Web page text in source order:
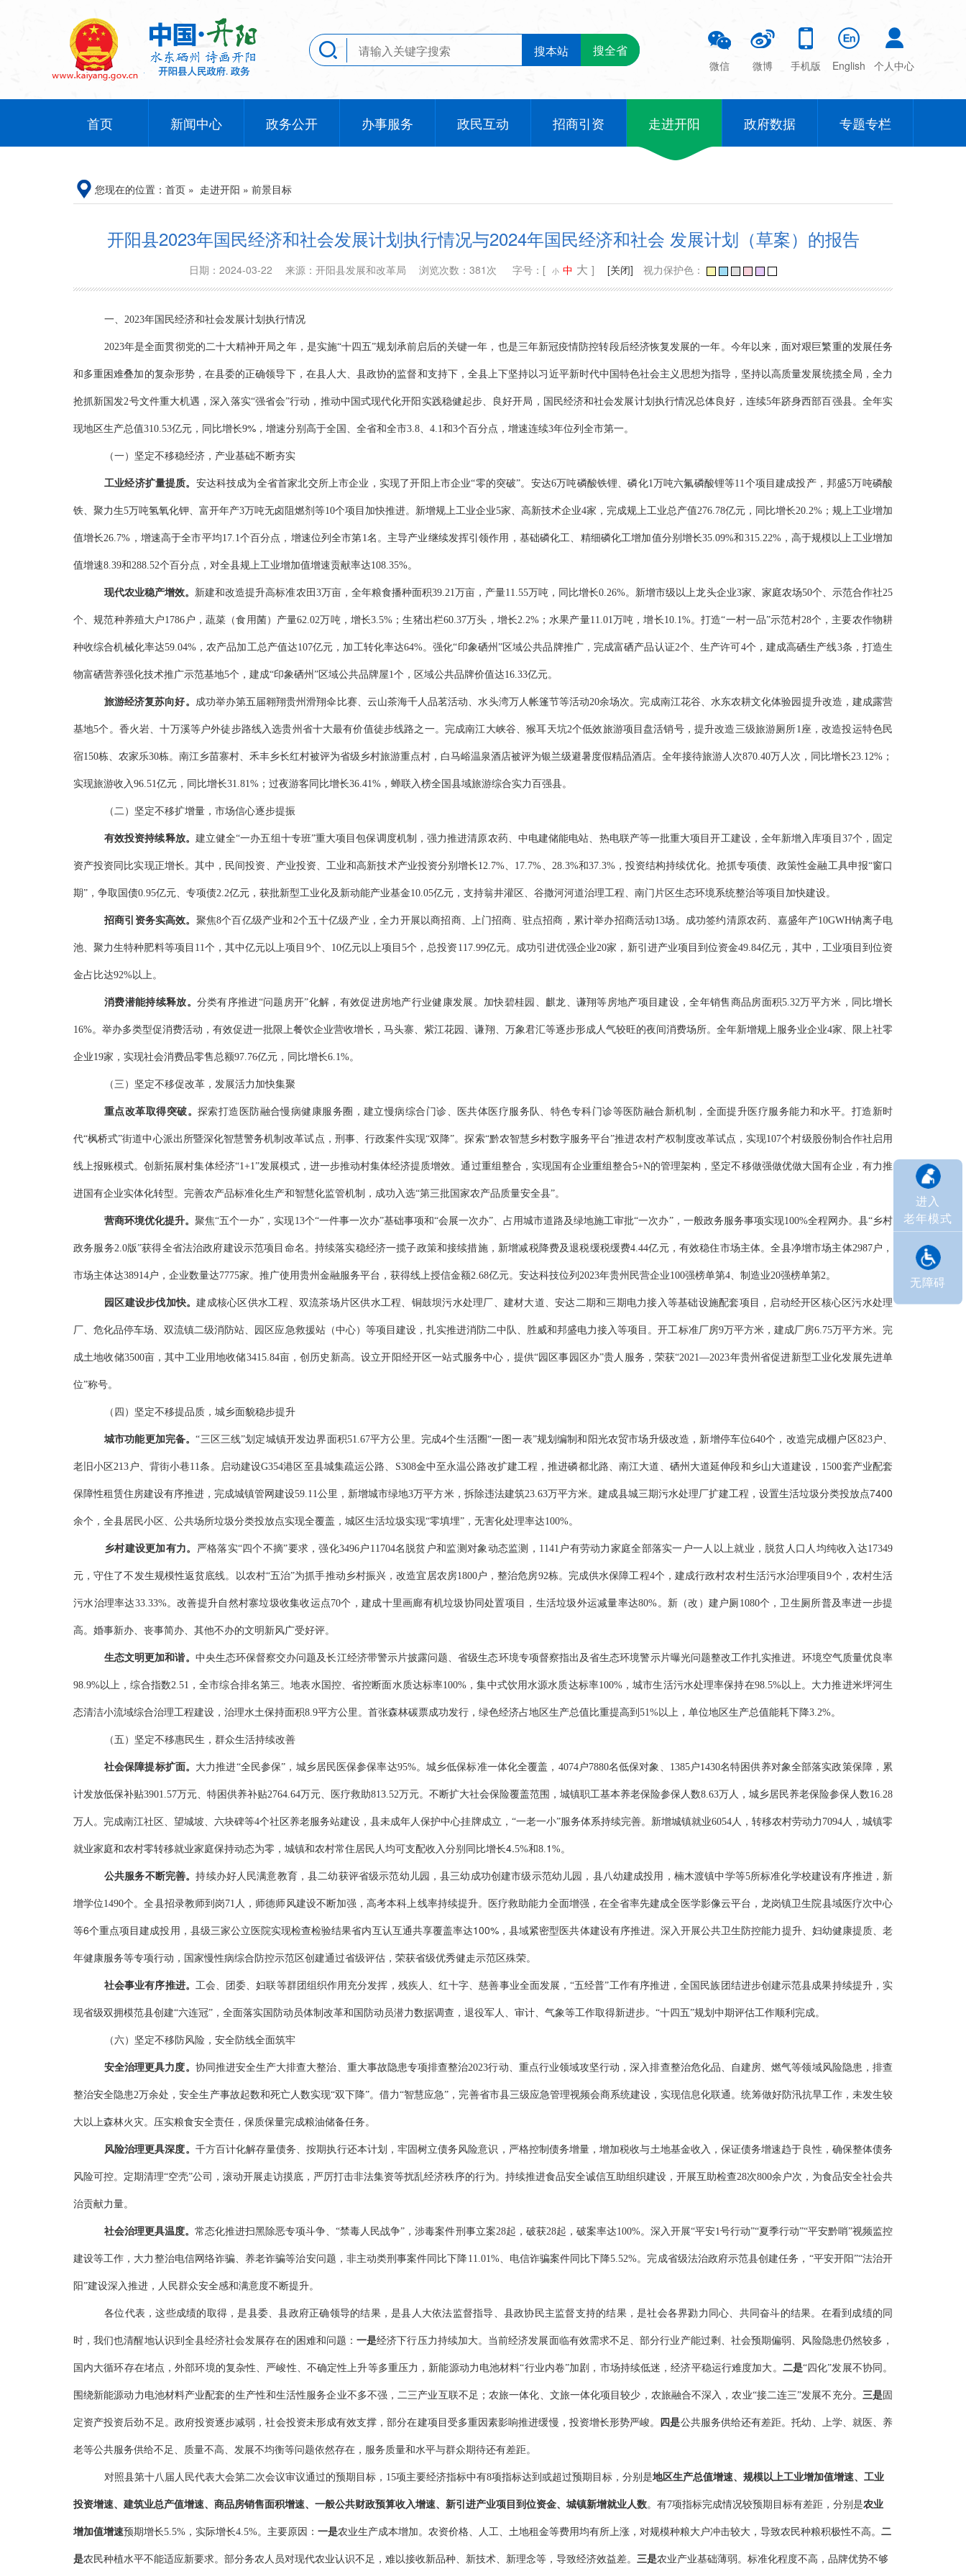
搜本站 搜全省
微信 微博 手机版 English 个人中心
首页 新闻中心 政务公开 办事服务 政民互动 招商引资 走进开阳 政府数据 专题专栏
进入
老年模式
无障碍
您现在的位置： 首页 » 走进开阳 » 前景目标
开阳县2023年国民经济和社会发展计划执行情况与2024年国民经济和社会 发展计划（草案）的报告
日期：2024-03-22 来源：开阳县发展和改革局 浏览次数：381次 字号：[ 小 中 大 ] [关闭] 视力保护色：
一、 2023年国民经济和社会发展计划执行情况
2023年是全面贯彻党的二十大精神开局之年，是实施“十四五”规划承前启后的关键一年，也是三年新冠疫情防控转段后经济恢复发展的一年。今年以来，面对艰巨繁重的发展任务
和多重困难叠加的复杂形势，在县委的正确领导下，在县人大、县政协的监督和支持下，全县上下坚持以习近平新时代中国特色社会主义思想为指导，坚持以高质量发展统揽全局，全力
抢抓新国发2号文件重大机遇，深入落实“强省会”行动，推动中国式现代化开阳实践稳健起步、良好开局， 国民经济和社会发展计划执行情况总体良好， 连续5年跻身西部百强县。 全年实
现地区生产总值310.53亿元，同比增长9% ，增速分别高于全国、全省和全市3.8、4.1和3个百分点，增速连续3年位列全市第一。
（一） 坚定不移稳经济，产业基础不断夯实
工业经济扩量提质。 安达科技成为全省首家北交所上市企业，实现了开阳上市企业“零的突破”。安达6万吨磷酸铁锂、磷化1万吨六氟磷酸锂等11个项目建成投产，邦盛5万吨磷酸
铁、聚力生5万吨氢氧化钾、富开年产3万吨无卤阻燃剂等10个项目加快推进。新增规上工业企业5家、高新技术企业4家，完成规上工业总产值276.78亿元，同比增长20.2% ；规上工业增加
值增长26.7%，增速高于全市平均17.1个百分点，增速位列全市第1名。主导产业继续发挥引领作用，基础磷化工、精细磷化工增加值分别增长35.09%和315.22%，高于规模以上工业增加
值增速8.39和288.52个百分点 ， 对全县规上工业增加值增速贡献率达108.35%。
现代农业稳产增效。 新建和改造提升高标准农田 3万亩，全年粮食播种面积39.21万亩，产量11.55万吨，同比增长0.26%。新增市级以上龙头企业3家、家庭农场50个、示范合作社25
个、规范种养殖大户1786户， 蔬菜（食用菌）产量62.02万吨，增长3.5%；生猪出栏60.37万头，增长2.2%；水果产量11.01万吨，增长10.1%。打造“一村一品”示范村28个，主要农作物耕
种收综合机械化率达59.04%，农产品加工总产值达107亿元，加工转化率达64%。强化“印象硒州”区域公共品牌推广，完成富硒产品认证2个、生产许可4个，建成高硒生产线3条，打造生
物富硒营养强化技术推广示范基地5个，建成“印象硒州”区域公共品牌屋1个， 区域公共品牌价值达16.33亿元。
旅游经济复苏向好。 成功举办第五届翱翔贵州滑翔伞比赛、云山茶海千人品茗活动、水头湾万人帐篷节等活动20余场次。完成南江花谷、水东农耕文化体验园提升改造，建成露营
基地5个。香火岩、十万溪等户外徒步路线入选贵州省十大最有价值徒步线路之一。完成南江大峡谷、猴耳天坑2个低效旅游项目盘活销号，提升改造三级旅游厕所1座 ，改造投运特色民
宿150栋、农家乐30栋。南江乡苗寨村、禾丰乡长红村被评为省级乡村旅游重点村，白马峪温泉酒店被评为银兰级避暑度假精品酒店。全年接待旅游人次870.40万人次，同比增长23.12%；
实现旅游收入96.51亿元，同比增长31.81%；过夜游客同比增长36.41%，蝉联入榜全国县域旅游综合实力百强县。
（二）坚定不移扩增量，市场信心逐步提振
有效投资持续释放。 建立健全“一办五组十专班”重大项目包保调度机制， 强力推进清原农药、中电建储能电站、热电联产等一批重大项目开工建设，全年新增入库项目 37个， 固定
资产投资同比实现正增长。其中， 民间投资 、 产业投资、工业和高新技术产业投资分别增长12.7%、17.7%、28.3%和37.3%， 投资结构持续优化。 抢抓专项债、政策性金融工具申报“窗口
期”，争取国债0.95亿元、专项债2.2亿元， 获批新型工业化及新动能产业基金10.05亿元 ，支持翁井灌区、谷撒河河道治理工程、南门片区生态环境系统整治等项目加快建设。
招商引资务实高效。 聚焦8个百亿级产业和2个五十亿级产业，全力开展以商招商、上门招商、驻点招商，累计举办招商活动13场。 成功签约清原农药、 嘉盛年产10GWH钠离子电
池、聚力生特种肥料等项目 11个，其中亿元以上项目9个、10亿元以上项目5个，总投资117.99亿元。 成功引进优强企业20家， 新引进产业项目到位资金49.84亿元 ，其中，工业项目到位资
金占比达92%以上。
消费潜能持续释放。 分类有序推进“问题房开”化解，有效促进房地产行业健康发展。加快碧桂园、麒龙、谦翔等房地产项目建设，全年销售商品房面积5.32万平方米，同比增长
16%。举办多类型促消费活动，有效促进一批限上餐饮企业营收增长，马头寨、紫江花园、谦翔、万象君汇等逐步形成人气较旺的夜间消费场所。全年新增规上服务业企业4家、限上社零
企业19家， 实现社会消费品零售总额97.76亿元，同比增长6.1%。
（三）坚定不移促改革，发展活力加快集聚
重点改革取得突破。 探索打造医防融合慢病健康服务圈，建立慢病综合门诊、医共体医疗服务队、特色专科门诊等 医防融合新机制，全面提升医疗服务能力和水平。打造新时
代“枫桥式”街道中心派出所暨深化智慧警务机制改革试点，刑事、行政案件实现“双降”。探索“黔农智慧乡村数字服务平台”推进农村产权制度改革试点，实现107个村级股份制合作社启用
线上报账模式。创新拓展村集体经济“1+1”发展模式， 进一步推动村集体经济提质增效。通过重组整合，实现国有企业重组整合5+N的管理架构，坚定不移做强做优做大国有企业，有力推
进国有企业实体化转型。完善农产品标准化生产和智慧化监管机制，成功入选“第三批国家农产品质量安全县”。
营商环境优化提升。聚焦“五个一办”，实现13个“一件事一次办”基础事项和“会展一次办”、占用城市道路及绿地施工审批“一次办”，一般政务服务事项实现100%全程网办。县“乡村
政务服务2.0版”获得全省法治政府建设示范项目命名。持续落实稳经济一揽子政策和接续措施，新增减税降费及退税缓税缓费4.44亿元，有效稳住市场主体。全县净增市场主体2987户，
市场主体达38914户，企业数量达7775家。推广使用贵州金融服务平台，获得线上授信金额2.68亿元。安达科技位列2023年贵州民营企业100强榜单第4、制造业20强榜单第2。
园区建设步伐加快。建成核心区供水工程、双流茶场片区供水工程、铜鼓坝污水处理厂、建材大道、安达二期和三期 电力接入等基础设施配套项目，启动经开区核心区污水处理
厂、危化品停车场、双流镇二级消防站、园区应急救援站（中心）等项目建设，扎实推进消防二中队、胜威和邦盛电力接入等项目。开工标准厂房9万平方米， 建成厂房6.75万平方米。完
成土地收储3500亩，其中工业用地收储3415.84亩，创历史新高。设立开阳经开区一站式服务中心，提供“园区事园区办”贵人服务，荣获“2021—2023年贵州省促进新型工业化发展先进单
位”称号。
（四）坚定不移提品质，城乡面貌稳步提升
城市功能更加完备。“三区三线”划定城镇开发边界 面积51.67平方公里。 完成4个生活圈“一图一表”规划编制和阳光农贸市场升级改造，新增停车位640个，改造完成棚户区823户、
老旧小区213户、背街小巷11条。 启动建设G354港区至县城集疏运公路、S308金中至永温公路改扩建工程，推进磷都北路、南江大道、硒州大道延伸段和乡山大道建设， 1500套产业配套
保障性租赁住房建设有序推进， 完成城镇管网建设59.11公里， 新增城市绿地3万平方米，拆除违法建筑23.63万平方米。 建成县城三期污水处理厂扩建工程， 设置生活垃圾分类投放点7400
余个 ，全县居民小区、公共场所垃圾分类投放点实现全覆盖，城区生活垃圾实现“零填埋”，无害化处理率达100%。
乡村建设更加有力。 严格落实“四个不摘”要求，强化3496户11704名脱贫户和监测对象动态监测，1141户有劳动力家庭全部落实一户一人以上就业，脱贫人口人均纯收入达17349
元，守住了不发生规模性返贫底线。 以农村“五治”为抓手推动乡村振兴，改造宜居农房1800户，整治危房92栋。完成供水保障工程4个，建成行政村农村生活污水治理项目9个，农村生活
污水治理率达33.33%。改善提升自然村寨垃圾收集收运点70个 ，建成十里画廊有机垃圾协同处置项目，生活垃圾外运减量率达80%。新（改）建户厕1080个，卫生厕所普及率进一步提
高。婚事新办、丧事简办、其他不办的文明新风广受好评。
生态文明更加和谐。 中央生态环保督察交办问题及长江经济带警示片披露问题、省级生态环境专项督察指出及省生态环境警示片曝光问题整改工作扎实推进。 环境空气质量优良率
98.9%以上，综合指数2.51，全市综合排名第三。地表水国控、省控断面水质达标率100%，集中式饮用水源水质达标率100%，城市生活污水处理率保持在98.5%以上。大力推进米坪河生
态清洁小流域综合治理工程建设，治理水土保持面积8.9平方公里。首张森林碳票成功发行，绿色经济占地区生产总值比重提高到51%以上，单位地区生产总值能耗下降3.2%。
（五）坚定不移惠民生，群众生活持续改善
社会保障提标扩面。 大力推进“全民参保”， 城乡居民医保参保率达95%。 城乡低保标准一体化全覆盖， 4074户7880名低保对象、1385户1430名特困供养对象全部落实政策保障，累
计发放低保补贴3901.57万元、特困供养补贴2764.64万元、医疗救助813.52万元。 不断扩大社会保险覆盖范围，城镇职工基本养老保险参保人数8.63万人，城乡居民养老保险参保人数16.28
万人。 完成南江社区、望城坡、六块碑等4个社区养老服务站建设，县未成年人保护中心挂牌成立，“一老一小”服务体系持续完善。新增城镇就业6054人，转移农村劳动力7094人，城镇零
就业家庭和农村零转移就业家庭保持动态为零 ， 城镇和农村常住居民人均可支配收入分别同比增长4.5%和8.1 %。
公共服务不断完善。持续办好人民满意教育，县二幼获评省级示范幼儿园，县三幼成功创建市级示范幼儿园， 县八幼建成投用 ， 楠木渡镇中学等5所标准化学校建设有序推进，新
增学位1490个。全县招录教师到岗71人，师德师风建设不断加强，高考本科上线率持续提升。医疗救助能力全面增强， 在全省率先建成全 医学影像云平台，龙岗镇卫生院县域医疗次中心
等6个重点项目建成投用，县级三家公立 医院实现检查检验结果省内互认互通共享覆盖率达100% ，县域紧密型医共体建设有序推进。 深入开展公共卫生防控能力提升、妇幼健康提质、老
年健康服务等专项行动， 国家慢性病综合防控示范区创建通过省级评估， 荣获省级优秀健走示范区殊荣。
社会事业有序推进。 工会、团委、妇联等群团组织作用充分发挥，残疾人、红十字、慈善事业全面发展，“五经普”工作有序推进，全国民族团结进步创建示范县成果持续提升，实
现省级双拥模范县创建“六连冠”，全面落实国防动员体制改革和国防动员潜力数据调查，退役军人、审计、气象等工作取得新进步。 “十四五”规划中期评估工作顺利完成。
（六） 坚定不移防风险，安全防线全面筑牢
安全治理更具力度。 协同推进安全生产大排查大整治、重大事故隐患专项排查整治2023行动、重点行业领域攻坚行动，深入排查整治危化品、自建房、燃气等领域风险隐患，排查
整治安全隐患2万余处，安全生产事故起数和死亡人数实现“双下降”。借力“智慧应急”，完善省市县三级应急管理视频会商系统建设，实现信息化联通。统筹做好防汛抗旱工作，未发生较
大以上森林火灾。压实粮食安全责任，保质保量完成粮油储备任务。
风险治理更具深度。 千方百计化解存量债务、按期执行还本计划，牢固树立债务风险意识，严格控制债务增量，增加税收与土地基金收入，保证债务增速趋于良性，确保整体债务
风险可控。定期清理“空壳”公司，滚动开展走访摸底，严厉打击非法集资等扰乱经济秩序的行为。持续推进食品安全诚信互助组织建设，开展互助检查28次800余户次，为食品安全社会共
治贡献力量。
社会治理更具温度。常态化推进扫黑除恶专项斗争、“禁毒人民战争”，涉毒案件刑事立案28起， 破获28起， 破案率达100%。 深入开展“平安1号行动”“夏季行动”“平安黔哨”视频监控
建设等工作， 大力整治电信网络诈骗、养老诈骗等治安问题，非主动类刑事案件同比下降11.01%、 电信诈骗案件 同比下降5.52%。完成省级法治政府示范县创建任务 ， “平安开阳”“法治开
阳”建设深入推进 ， 人民群众安全感和满意度不断提升。
各位代表，这些成绩的取得，是县委、县政府正确领导的结果，是县人大依法监督指导、县政协民主监督支持的结果，是社会各界勠力同心、共同奋斗的结果。在看到成绩的同
时，我们也清醒地认识到全县经济社会发展存在的困难和问题：一是经济下行压力持续加大。当前经济发展面临有效需求不足、部分行业产能过剩、社会预期偏弱、风险隐患仍然较多，
国内大循环存在堵点，外部环境的复杂性、严峻性、不确定性上升等多重压力， 新能源动力电池材料“行业内卷”加剧，市场持续低迷，经济平稳运行难度加大。 二是“四化”发展不协同 。
围绕新能源动力电池材料产业配套的生产性和生活性服务企业不多不强 ，二三产业互联不足；农旅一体化、文旅一体化项目较少， 农旅融合不深入 ，农业“接二连三”发展不充分。 三是固
定资产投资后劲不足。政府投资逐步减弱，社会投资未形成有效支撑，部分在建项目受多重因素影响推进缓慢 ，投资增长形势严峻。 四是公共服务供给还有差距。托幼 、上学、就医、养
老等公共服务供给不足、质量不高、发展不均衡等问题依然存在 ，服务质量和水平与群众期待还有差距。
对照县第十八届人民代表大会第二次会议审议通过的预期目标， 15项主要经济指标中有8项指标达到或超过预期目标，分别是地区生产总值增速、规模以上工业增加值增速、工业
投资增速、建筑业总产值增速、商品房销售面积增速、一般公共财政预算收入增速、新引进产业项目到位资金、城镇新增就业人数。有7项指标完成情况较预期目标有差距，分别是农业
增加值增速预期增长5.5%， 实际增长4.5%。主要原因： 一是农业生产成本增加。农资价格、人工、土地租金等费用均有所上涨，对规模种粮大户冲击较大 ， 导致农民种粮积极性不高。 二
是农民种植水平不能适应新要求。 部分务农人员对现代农业认识不足，难以接收新品种、新技术、新理念等，导致经济效益差。 三是农业产业基础薄弱。标准化程度不高，品牌优势不够